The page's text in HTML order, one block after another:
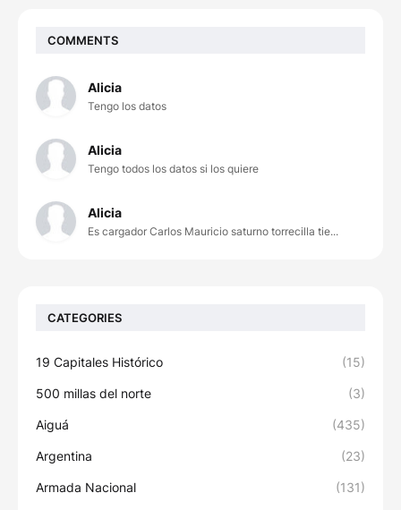
COMMENTS
Alicia
Tengo los datos
Alicia
Tengo todos los datos si los quiere
Alicia
Es cargador Carlos Mauricio saturno torrecilla tie...
CATEGORIES
19 Capitales Histórico (15)
500 millas del norte (3)
Aiguá (435)
Argentina (23)
Armada Nacional (131)